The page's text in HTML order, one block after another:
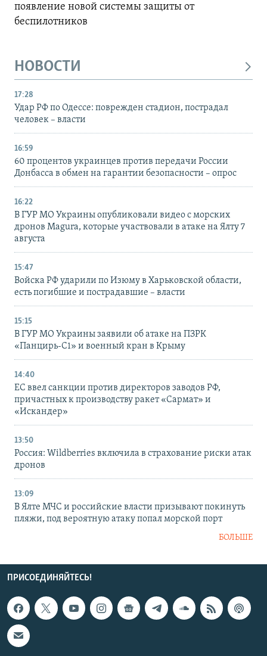
появление новой системы защиты от
беспилотников
НОВОСТИ
17:28
Удар РФ по Одессе: поврежден стадион, пострадал
человек – власти
16:59
60 процентов украинцев против передачи России
Донбасса в обмен на гарантии безопасности – опрос
16:22
В ГУР МО Украины опубликовали видео с морских
дронов Magura, которые участвовали в атаке на Ялту 7
августа
15:47
Войска РФ ударили по Изюму в Харьковской области,
есть погибшие и пострадавшие – власти
15:15
В ГУР МО Украины заявили об атаке на ПЗРК
«Панцирь-С1» и военный кран в Крыму
14:40
ЕС ввел санкции против директоров заводов РФ,
причастных к производству ракет «Сармат» и
«Искандер»
13:50
Россия: Wildberries включила в страхование риски атак
дронов
13:09
В Ялте МЧС и российские власти призывают покинуть
пляжи, под вероятную атаку попал морской порт
БОЛЬШЕ
ПРИСОЕДИНЯЙТЕСЬ!